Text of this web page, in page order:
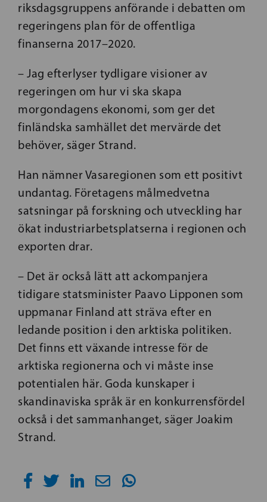
riksdagsgruppens anförande i debatten om
regeringens plan för de offentliga
finanserna 2017–2020.
– Jag efterlyser tydligare visioner av
regeringen om hur vi ska skapa
morgondagens ekonomi, som ger det
finländska samhället det mervärde det
behöver, säger Strand.
Han nämner Vasaregionen som ett positivt
undantag. Företagens målmedvetna
satsningar på forskning och utveckling har
ökat industriarbetsplatserna i regionen och
exporten drar.
– Det är också lätt att ackompanjera
tidigare statsminister Paavo Lipponen som
uppmanar Finland att sträva efter en
ledande position i den arktiska politiken.
Det finns ett växande intresse för de
arktiska regionerna och vi måste inse
potentialen här. Goda kunskaper i
skandinaviska språk är en konkurrensfördel
också i det sammanhanget, säger Joakim
Strand.